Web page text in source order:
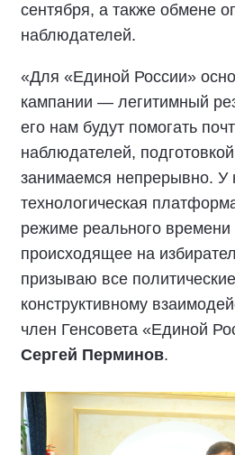
сентября, а также обмене
наблюдателей.
«Для «Единой России»
кампании — легитимный
его нам будут помогать
наблюдателей,
занимаемся непрерывно. У
технологическая
режиме реального времени
происходящее на
призываю все
конструктивному
член Генсовета «Единой
Сергей Перминов.